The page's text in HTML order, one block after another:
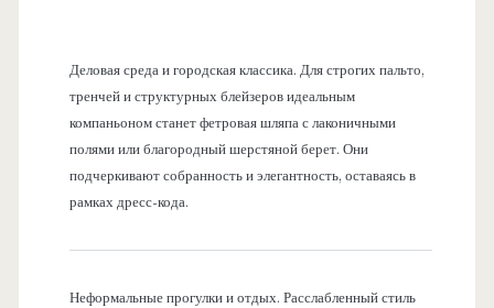
Деловая среда и городская классика. Для строгих пальто,
тренчей и структурных блейзеров идеальным
компаньоном станет фетровая шляпа с лаконичными
полями или благородный шерстяной берет. Они
подчеркивают собранность и элегантность, оставаясь в
рамках дресс-кода.
Неформальные прогулки и отдых. Расслабленный стиль